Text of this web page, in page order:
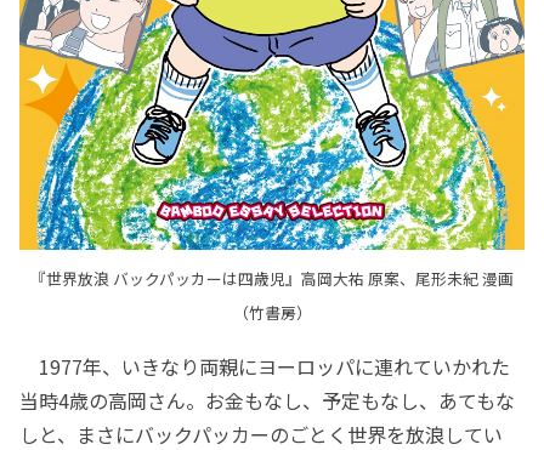
『世界放浪 バックパッカーは四歳児』高岡大祐 原案、尾形未紀 漫画
（竹書房）
1977年、いきなり両親にヨーロッパに連れていかれた
当時4歳の高岡さん。お金もなし、予定もなし、あてもな
しと、まさにバックパッカーのごとく世界を放浪してい